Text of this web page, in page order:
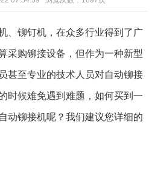
铆钉机，在众多行业得到了广
采购铆接设备，但作为一种新型
甚至专业的技术人员对自动铆接
时候难免遇到难题，如何买到一
动铆接机呢？我们建议您详细的